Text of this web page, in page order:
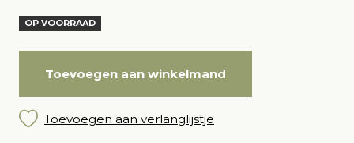
OP VOORRAAD
Toevoegen aan winkelmand
Toevoegen aan verlanglijstje